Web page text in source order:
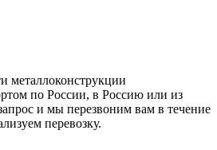
металлоконструкции
по России, в Россию или из
и мы перезвоним вам в течение
перевозку.